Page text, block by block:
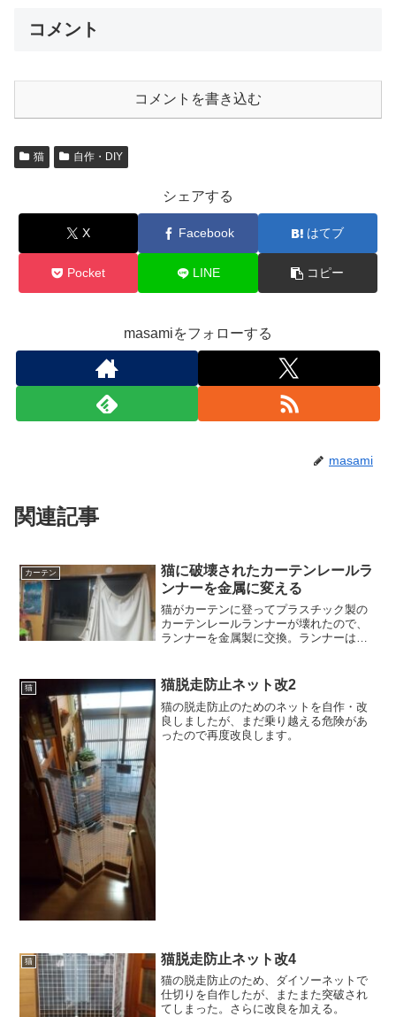
e
o
o
k
er
n
k
コメント
コメントを書き込む
猫 自作・DIY
シェアする
X Facebook はてブ
Pocket LINE コピー
masamiをフォローする
masami
関連記事
カーテン
猫に破壊されたカーテンレールラ
ンナーを金属に変える
猫がカーテンに登ってプラスチック製の
カーテンレールランナーが壊れたので、
ランナーを金属製に交換。ランナーはは
猫 猫脱走防止ネット改2
猫の脱走防止のためのネットを自作・改
良しましたが、まだ乗り越える危険があ
ったので再度改良します。
猫 猫脱走防止ネット改4
猫の脱走防止のため、ダイソーネットで
仕切りを自作したが、またまた突破され
てしまった。さらに改良を加える。